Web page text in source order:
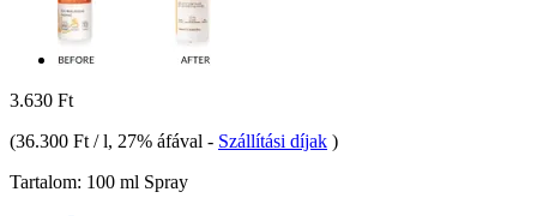
3.630 Ft
(36.300 Ft / l, 27% áfával - Szállítási díjak )
Tartalom: 100 ml Spray